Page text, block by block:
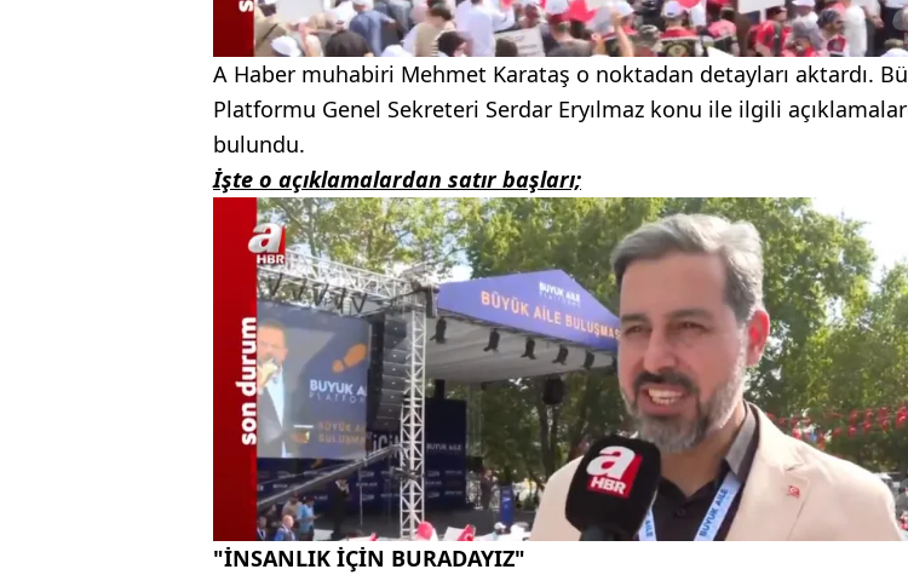
A Haber muhabiri Mehmet Karataş o noktadan detayları aktardı.
Platformu Genel Sekreteri Serdar Eryılmaz konu ile ilgili
bulundu.
İşte o açıklamalardan satır başları;
"İNSANLIK İÇİN BURADAYIZ"